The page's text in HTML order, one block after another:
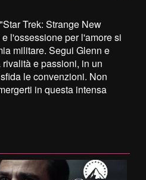
Trek: Strange New
l'ossessione per l'amore si
militare. Segui Glenn e
e passioni, in un
le convenzioni. Non
in questa intensa